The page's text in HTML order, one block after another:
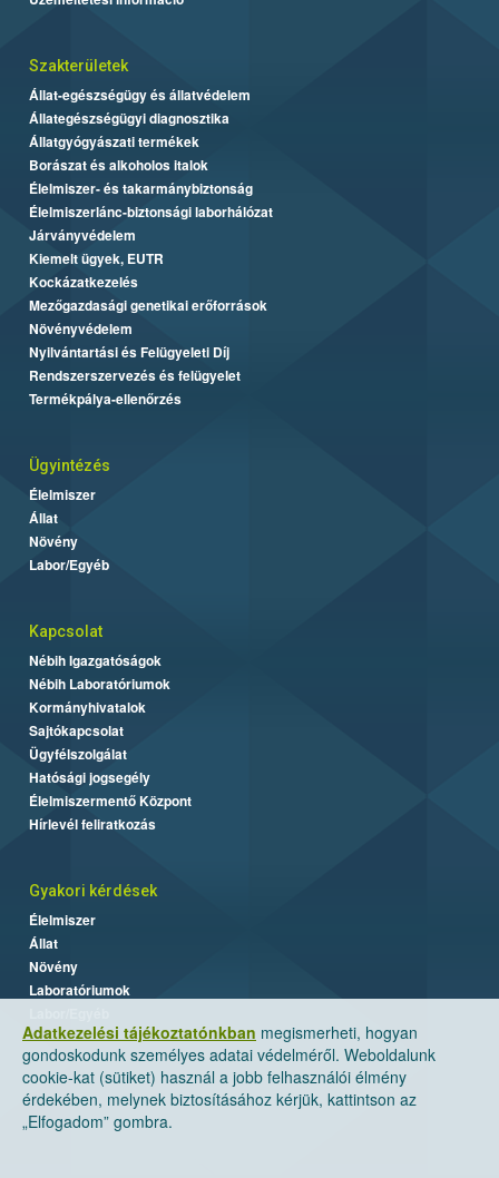
Adatkezelési tájékoztatónkban megismerheti, hogyan
gondoskodunk személyes adatai védelméről. Weboldalunk
cookie-kat (sütiket) használ a jobb felhasználói élmény
érdekében, melynek biztosításához kérjük, kattintson az
„Elfogadom” gombra.
Szakterületek
Állat-egészségügy és állatvédelem
Állategészségügyi diagnosztika
Állatgyógyászati termékek
Borászat és alkoholos italok
Élelmiszer- és takarmánybiztonság
Élelmiszerlánc-biztonsági laborhálózat
Járványvédelem
Kiemelt ügyek, EUTR
Kockázatkezelés
Mezőgazdasági genetikai erőforrások
Növényvédelem
Nyilvántartási és Felügyeleti Díj
Rendszerszervezés és felügyelet
Termékpálya-ellenőrzés
Ügyintézés
Élelmiszer
Állat
Növény
Labor/Egyéb
Kapcsolat
Nébih Igazgatóságok
Nébih Laboratóriumok
Kormányhivatalok
Sajtókapcsolat
Ügyfélszolgálat
Hatósági jogsegély
Élelmiszermentő Központ
Hírlevél feliratkozás
Gyakori kérdések
Élelmiszer
Állat
Növény
Laboratóriumok